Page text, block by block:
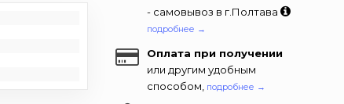
- самовывоз в г.Полтава
подробнее →
Оплата при получении
или другим удобным
способом, подробнее →